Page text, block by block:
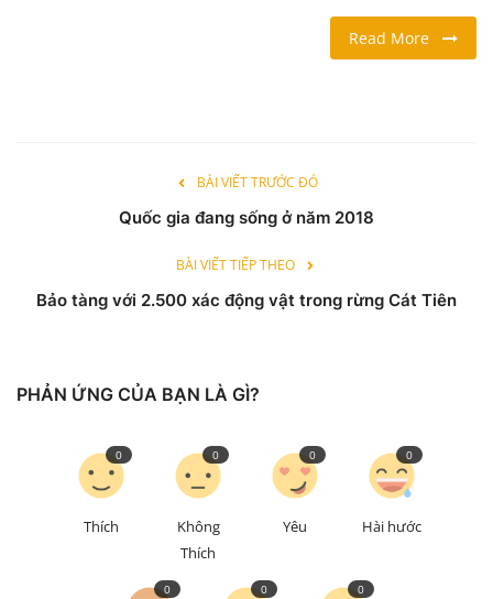
Vietnamese
Read More
BÀI VIẾT TRƯỚC ĐÓ
Quốc gia đang sống ở năm 2018
BÀI VIẾT TIẾP THEO
Bảo tàng với 2.500 xác động vật trong rừng Cát Tiên
PHẢN ỨNG CỦA BẠN LÀ GÌ?
Thích
0
Không
Thích
0
Yêu
0
Hài hước
0
0 0 0